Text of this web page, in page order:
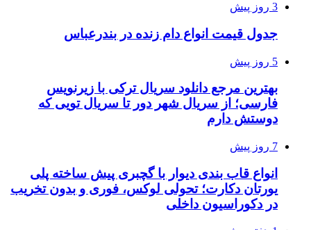
3 روز پیش
جدول قیمت انواع دام زنده در بندرعباس
5 روز پیش
بهترین مرجع دانلود سریال ترکی با زیرنویس
فارسی؛ از سریال شهر دور تا سریال تویی که
دوستش دارم
7 روز پیش
انواع قاب بندی دیوار با گچبری پیش ساخته پلی
یورتان دکارت؛ تحولی لوکس، فوری و بدون تخریب
در دکوراسیون داخلی